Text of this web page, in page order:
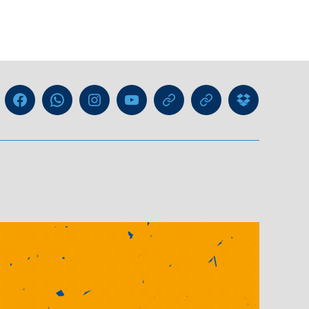
FacebookWhatsApp-InstagramYouTubeGIPHYThreads
Trainer